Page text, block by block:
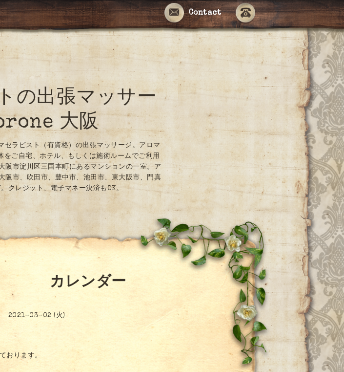
Contact
の出張マッサー
大阪
ラピスト（有資格）の出張マッサージ。アロマ
ご自宅、ホテル、もしくは施術ルームでご利用
阪市淀川区三国本町にあるマンションの一室。ア
阪市、吹田市、豊中市、池田市、東大阪市、門真
クレジット、電子マネー決済もOK。
カレンダー
2021-03-02 (火)
おります。